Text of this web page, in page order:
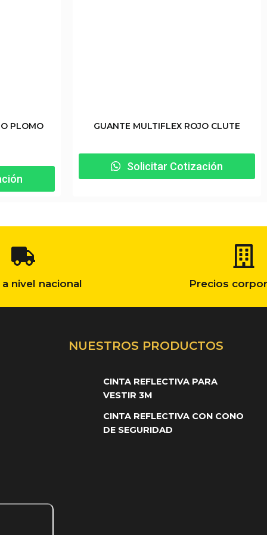
PLOMO
GUANTE MULTIFLEX ROJO CLUTE
Solicitar Cotización
a nivel nacional Precios
NUESTROS PRODUCTOS
CINTA REFLECTIVA PARA
VESTIR 3M
CINTA REFLECTIVA CON CONO
DE SEGURIDAD